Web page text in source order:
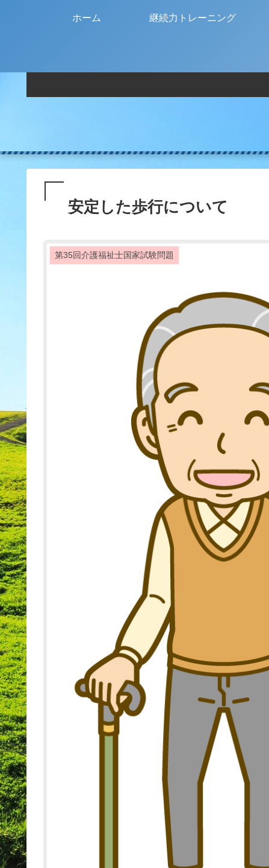
ホーム 継続力トレーニング
安定した歩行について
第35回介護福祉士国家試験問題